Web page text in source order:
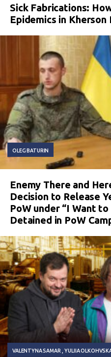
Sick Fabrications:
Epidemics in Kherson
OLEG BATURIN
Enemy There and
Decision to Release
PoW under “I Want
Detained in PoW
VALENTYNA SAMAR YULIIA